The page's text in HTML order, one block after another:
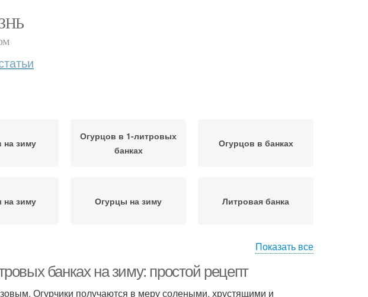
на зиму
Огурцов в 1-литровых
банках
Огурцов в банках
на зиму Огурцы на зиму Литровая банка
банках
Показать все
банках на зиму: простой рецепт
Огурчики получаются в меру солеными, хрустящими и